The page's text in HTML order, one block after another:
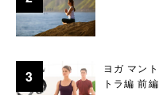
ヨガ マン
トラ編 前編